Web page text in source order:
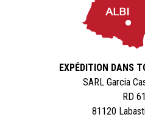
EXPÉDITION DANS
SARL Garcia
RD
81120